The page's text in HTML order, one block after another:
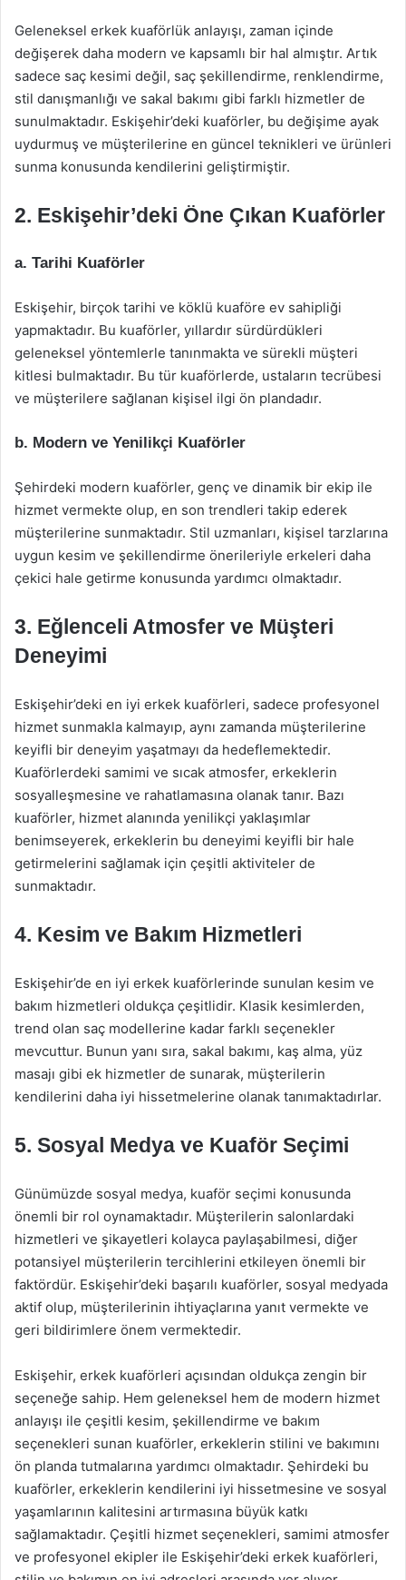
Geleneksel erkek kuaförlük anlayışı, zaman içinde
değişerek daha modern ve kapsamlı bir hal almıştır. Artık
sadece saç kesimi değil, saç şekillendirme, renklendirme,
stil danışmanlığı ve sakal bakımı gibi farklı hizmetler de
sunulmaktadır. Eskişehir’deki kuaförler, bu değişime ayak
uydurmuş ve müşterilerine en güncel teknikleri ve ürünleri
sunma konusunda kendilerini geliştirmiştir.
2. Eskişehir’deki Öne Çıkan Kuaförler
a. Tarihi Kuaförler
Eskişehir, birçok tarihi ve köklü kuaföre ev sahipliği
yapmaktadır. Bu kuaförler, yıllardır sürdürdükleri
geleneksel yöntemlerle tanınmakta ve sürekli müşteri
kitlesi bulmaktadır. Bu tür kuaförlerde, ustaların tecrübesi
ve müşterilere sağlanan kişisel ilgi ön plandadır.
b. Modern ve Yenilikçi Kuaförler
Şehirdeki modern kuaförler, genç ve dinamik bir ekip ile
hizmet vermekte olup, en son trendleri takip ederek
müşterilerine sunmaktadır. Stil uzmanları, kişisel tarzlarına
uygun kesim ve şekillendirme önerileriyle erkeleri daha
çekici hale getirme konusunda yardımcı olmaktadır.
3. Eğlenceli Atmosfer ve Müşteri
Deneyimi
Eskişehir’deki en iyi erkek kuaförleri, sadece profesyonel
hizmet sunmakla kalmayıp, aynı zamanda müşterilerine
keyifli bir deneyim yaşatmayı da hedeflemektedir.
Kuaförlerdeki samimi ve sıcak atmosfer, erkeklerin
sosyalleşmesine ve rahatlamasına olanak tanır. Bazı
kuaförler, hizmet alanında yenilikçi yaklaşımlar
benimseyerek, erkeklerin bu deneyimi keyifli bir hale
getirmelerini sağlamak için çeşitli aktiviteler de
sunmaktadır.
4. Kesim ve Bakım Hizmetleri
Eskişehir’de en iyi erkek kuaförlerinde sunulan kesim ve
bakım hizmetleri oldukça çeşitlidir. Klasik kesimlerden,
trend olan saç modellerine kadar farklı seçenekler
mevcuttur. Bunun yanı sıra, sakal bakımı, kaş alma, yüz
masajı gibi ek hizmetler de sunarak, müşterilerin
kendilerini daha iyi hissetmelerine olanak tanımaktadırlar.
5. Sosyal Medya ve Kuaför Seçimi
Günümüzde sosyal medya, kuaför seçimi konusunda
önemli bir rol oynamaktadır. Müşterilerin salonlardaki
hizmetleri ve şikayetleri kolayca paylaşabilmesi, diğer
potansiyel müşterilerin tercihlerini etkileyen önemli bir
faktördür. Eskişehir’deki başarılı kuaförler, sosyal medyada
aktif olup, müşterilerinin ihtiyaçlarına yanıt vermekte ve
geri bildirimlere önem vermektedir.
Eskişehir, erkek kuaförleri açısından oldukça zengin bir
seçeneğe sahip. Hem geleneksel hem de modern hizmet
anlayışı ile çeşitli kesim, şekillendirme ve bakım
seçenekleri sunan kuaförler, erkeklerin stilini ve bakımını
ön planda tutmalarına yardımcı olmaktadır. Şehirdeki bu
kuaförler, erkeklerin kendilerini iyi hissetmesine ve sosyal
yaşamlarının kalitesini artırmasına büyük katkı
sağlamaktadır. Çeşitli hizmet seçenekleri, samimi atmosfer
ve profesyonel ekipler ile Eskişehir’deki erkek kuaförleri,